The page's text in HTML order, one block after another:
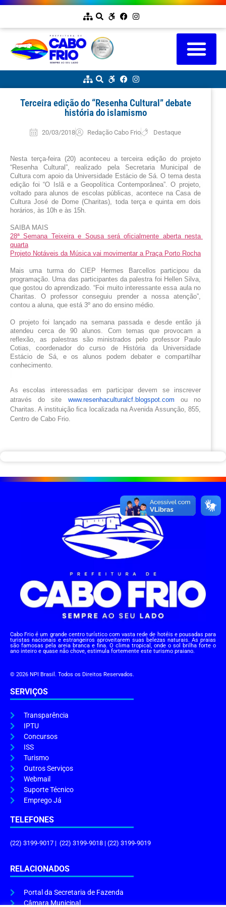
Terceira edição do “Resenha Cultural” debate
história do islamismo
20/03/2018 Redação Cabo Frio Destaque
Nesta terça-feira (20) aconteceu a terceira edição do projeto
“Resenha Cultural”, realizado pela Secretaria Municipal de
Cultura com apoio da Universidade Estácio de Sá. O tema desta
edição foi “O Islã e a Geopolítica Contemporânea”. O projeto,
voltado para alunos de escolas públicas, acontece na Casa de
Cultura José de Dome (Charitas), toda terça e quinta em dois
horários, às 10h e às 15h.
SAIBA MAIS
28ª Semana Teixeira e Sousa será oficialmente aberta nesta
quarta
Projeto Notáveis da Música vai movimentar a Praça Porto Rocha
Mais uma turma do CIEP Hermes Barcellos participou da
programação. Uma das participantes da palestra foi Hellen Silva,
que gostou do aprendizado. “Foi muito interessante essa aula no
Charitas. O professor conseguiu prender a nossa atenção”,
contou a aluna, que está 3º ano do ensino médio.
O projeto foi lançado na semana passada e desde então já
atendeu cerca de 90 alunos. Com temas que provocam a
reflexão, as palestras são ministrados pelo professor Paulo
Cotias, coordenador do curso de História da Universidade
Estácio de Sá, e os alunos podem debater e compartilhar
conhecimento.
As escolas interessadas em participar devem se inscrever
através do site
www.resenhaculturalcf.blogspot.com ou no
Charitas. A instituição fica localizada na Avenida Assunção, 855,
Centro de Cabo Frio.
Cabo Frio é um grande centro turístico com vasta rede de hotéis e pousadas para
turistas nacionais e estrangeiros aproveitarem suas belezas naturais. As praias
são famosas pela areia branca e fina. O clima tropical, onde o sol brilha forte o
ano inteiro e quase não chove, estimula fortemente este turismo praiano.
© 2026 NPI Brasil. Todos os Direitos Reservados.
SERVIÇOS
Transparência
IPTU
Concursos
ISS
Turismo
Outros Serviços
Webmail
Suporte Técnico
Emprego Já
TELEFONES
(22) 3199-9017 | (22) 3199-9018 | (22) 3199-9019
RELACIONADOS
Portal da Secretaria de Fazenda
Câmara Municipal